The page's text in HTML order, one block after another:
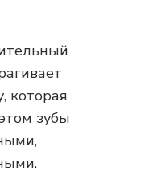
которая
зубы